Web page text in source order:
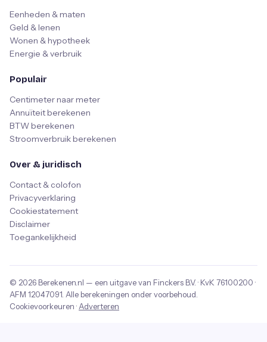
Eenheden & maten
Geld & lenen
Wonen & hypotheek
Energie & verbruik
Populair
Centimeter naar meter
Annuïteit berekenen
BTW berekenen
Stroomverbruik berekenen
Over & juridisch
Contact & colofon
Privacyverklaring
Cookiestatement
Disclaimer
Toegankelijkheid
© 2026 Berekenen.nl — een uitgave van Finckers B.V. · KvK 76100200 ·
AFM 12047091 . Alle berekeningen onder voorbehoud.
Cookievoorkeuren · Adverteren